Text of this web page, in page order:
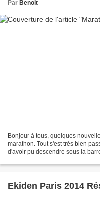
Par Benoit
Bonjour à tous, quelques
marathon. Tout s'est très bien
d'avoir pu descendre sous la
Ekiden Paris 2014